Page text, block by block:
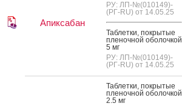
Апиксабан
РУ: ЛП-№(010149)-
(РГ-RU) от 14.05.25
Таб­летки, пок­ры­тые
пле­ноч­ной обо­лоч­кой
5 мг
РУ: ЛП-№(010149)-
(РГ-RU) от 14.05.25
Таб­летки, пок­ры­тые
пле­ноч­ной обо­лоч­кой
2.5 мг